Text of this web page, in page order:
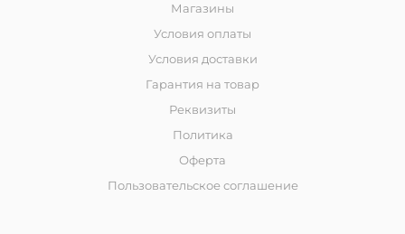
Магазины
Условия оплаты
Условия доставки
Гарантия на товар
Реквизиты
Политика
Оферта
Пользовательское соглашение